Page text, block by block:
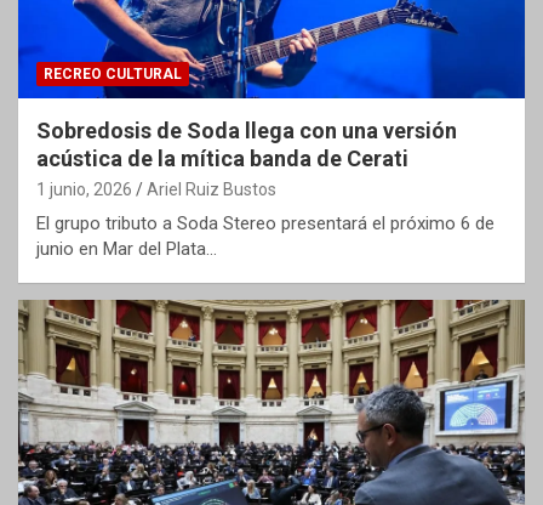
RECREO CULTURAL
Sobredosis de Soda llega con una versión
acústica de la mítica banda de Cerati
1 junio, 2026 Ariel Ruiz Bustos
El grupo tributo a Soda Stereo presentará el próximo 6 de
junio en Mar del Plata…